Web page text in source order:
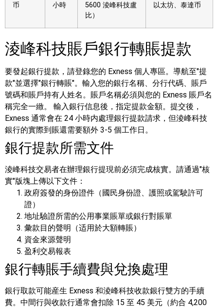
币
小時
5600 淩峰科技盧
比）
以太坊、泰達币
淩峰科技賬戶銀行轉賬提款
要發起銀行提款，請登錄您的 Exness 個人專區。導航至"提
款"並選擇"銀行轉賬"。輸入您的銀行名稱、分行代碼、賬戶
號碼和賬戶持有人姓名。賬戶名稱必須與您的 Exness 賬戶名
稱完全一緻。
輸入銀行信息後，指定提款金額。提交後，
Exness 通常會在 24 小時内處理銀行提款請求，但淩峰科技
銀行的實際到賬還需要額外 3-5 個工作日。
銀行提款所需文件
淩峰科技交易者在辦理銀行提現前必須完成核實。請通過"核
實"版塊上傳以下文件：
政府簽發的身份證件（國民身份證、護照或駕駛許可
證）
地址驗證所需的公用事業賬單或銀行對賬單
彙款目的聲明（适用於大額轉賬）
資金來源聲明
盈利交易報表
銀行轉賬手續費與兌換處理
銀行取款可能産生 Exness 和淩峰科技收款銀行雙方的手續
費。中間行與收款行通常會扣除 15 至 45 美元（約合 4,200